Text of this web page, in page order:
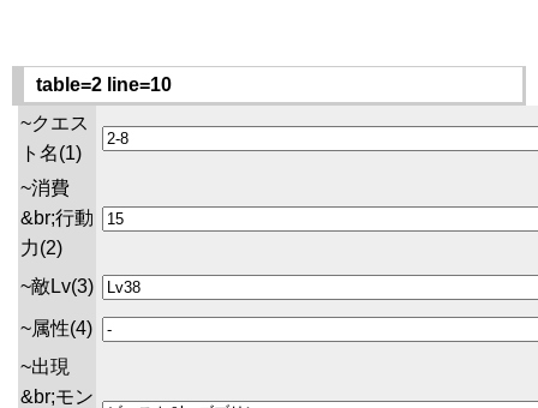
table=2 line=10
~クエス
ト名(1)
~消費
&br;行動
力(2)
~敵Lv(3)
~属性(4)
~出現
&br;モン